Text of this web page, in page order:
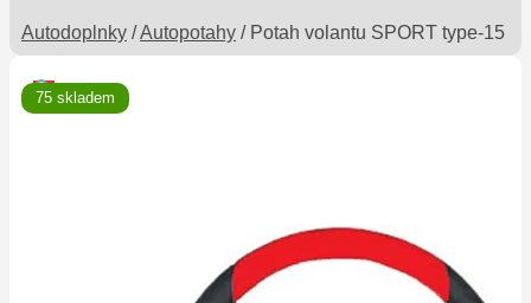
Autodoplnky /Autopotahy / Potah volantu SPORT type-15
75 skladem